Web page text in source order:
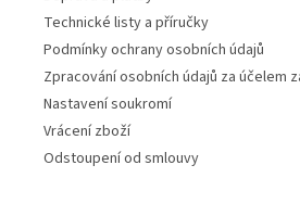
Technické listy a příručky
Podmínky ochrany osobních údajů
Zpracování osobních údajů za účelem
Nastavení soukromí
Vrácení zboží
Odstoupení od smlouvy